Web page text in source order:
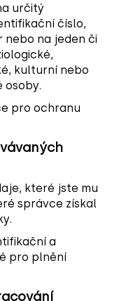
určitý
číslo,
na jeden či
kulturní nebo
osoby.
pro ochranu
které jste mu
správce získal
a
pro plnění